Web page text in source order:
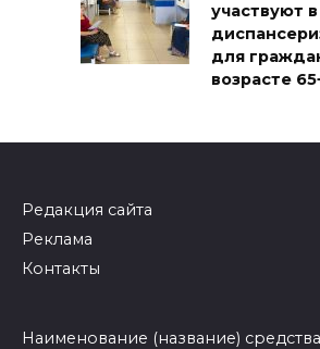
участвуют в
для
возрасте
Редакция сайта
Реклама
Контакты
Наименование (название)